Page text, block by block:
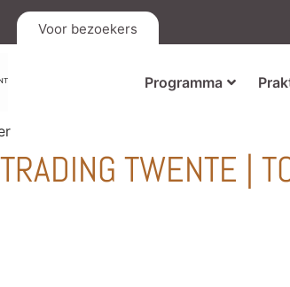
Voor bezoekers
Programma
TWENTE |